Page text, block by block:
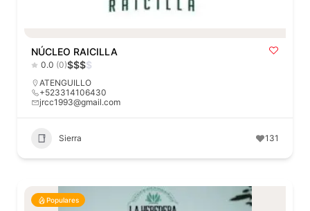
NÚCLEO RAICILLA
0.0 (0)$$$$
ATENGUILLO
+523314106430
jrcc1993@gmail.com
Sierra 131
Populares